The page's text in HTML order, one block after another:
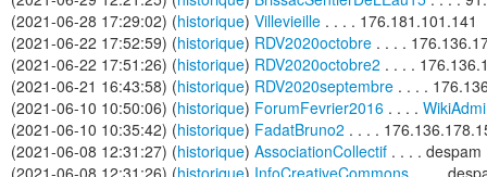
(2021-06-28 17:29:02) (historique) Villevieille . . . . 176.181.101.141
(2021-06-22 17:52:59) (historique) RDV2020octobre . . . .
(2021-06-22 17:51:26) (historique) RDV2020octobre2 . . . .
(2021-06-21 16:43:58) (historique) RDV2020septembre . . . .
(2021-06-10 10:50:06) (historique) ForumFevrier2016 . . . .
(2021-06-10 10:35:42) (historique) FadatBruno2 . . . .
(2021-06-08 12:31:27) (historique) AssociationCollectif . . . . despam
(2021-06-08 12:31:26) (historique) InfoCreativeCommons . . . .